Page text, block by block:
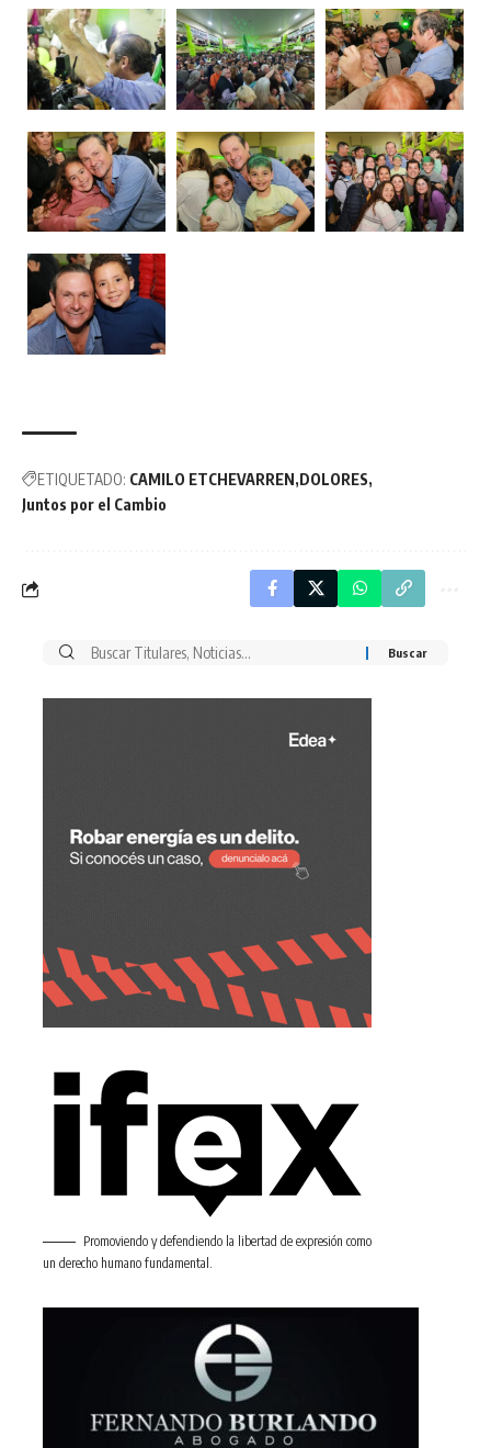
ETIQUETADO: CAMILO ETCHEVARREN DOLORES
Juntos por el Cambio
Buscar
Promoviendo y defendiendo la libertad de expresión como
un derecho humano fundamental.